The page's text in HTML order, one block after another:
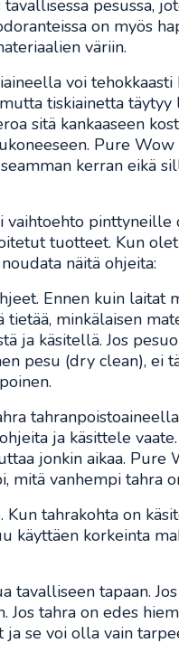
pesussa,
on myös
väriin.
voi
tiskiainetta täytyy
sitä kankaaseen
Pure
kerran eikä
vaihtoehto
tuotteet. Kun
näitä ohjeita:
Ennen kuin laitat
minkälaisen
ja käsitellä. Jos
pesu (dry clean), ei
ja käsittele
jonkin aikaa. Pure
mitä vanhempi tahra
Kun tahrakohta on
käyttäen korkeinta
tavalliseen tapaan.
Jos tahra on edes
se voi olla vain